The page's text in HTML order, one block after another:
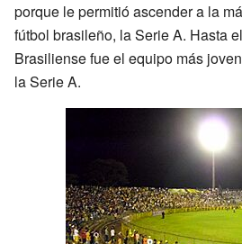
porque le permitió ascender a la
fútbol brasileño, la Serie A. Hasta
Brasiliense fue el equipo más
la Serie A.